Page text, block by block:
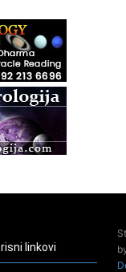
zapisa
linkovi